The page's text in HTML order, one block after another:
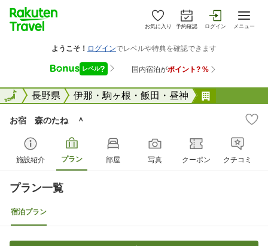
お気に入り 予約確認 ログイン メニュー
全国長野県 伊那・駒ヶ根・飯田・昼神
全国
お宿 森のたね ＾
施設紹介 プラン 部屋 写真 クーポン クチコミ
プラン一覧
宿泊プラン